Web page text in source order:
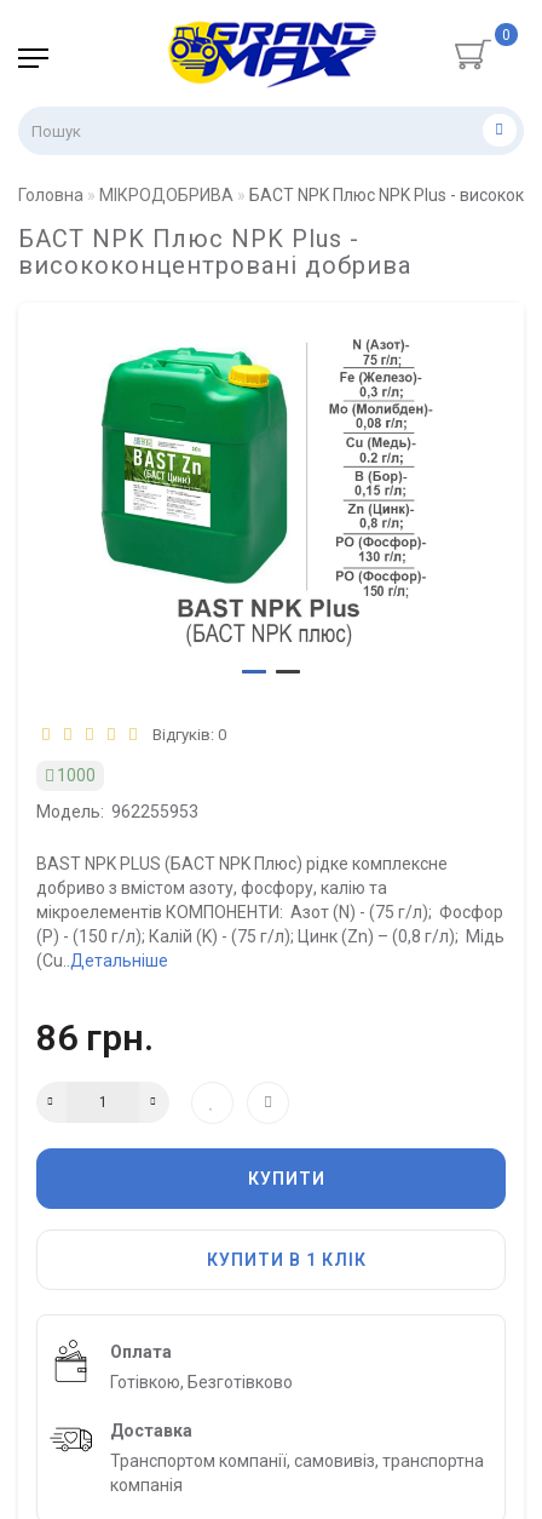
0
Головна МІКРОДОБРИВА БАСТ NPK Плюс NPK Plus -
БАСТ NPK Плюс NPK Plus -
висококонцентровані добрива
Відгуків: 0
1000
Модель: 962255953
BAST NPK PLUS (БАСТ NPK Плюс) рідке комплексне
добриво з вмістом азоту, фосфору, калію та
мікроелементів КОМПОНЕНТИ: Азот (N) - (75 г/л); Фосфор
(P) - (150 г/л); Калій (K) - (75 г/л); Цинк (Zn) – (0,8 г/л); Мідь
(Cu.. Детальніше
86 грн.
КУПИТИ
КУПИТИ В 1 КЛІК
Оплата
Готівкою, Безготівково
Доставка
Транспортом компанії, самовивіз, транспортна
компанія